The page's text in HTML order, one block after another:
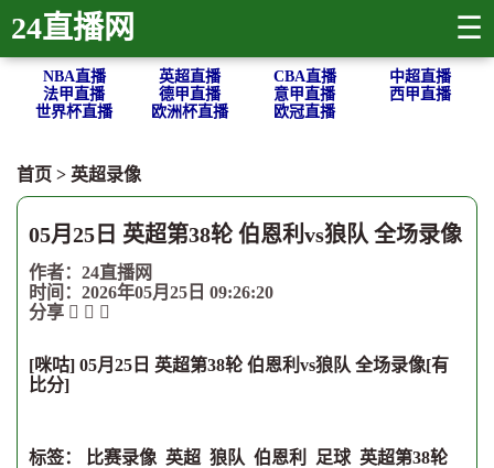
24直播网 ☰
NBA直播 英超直播 CBA直播
中超直播
法甲直播
德甲直播 意甲直播
西甲直播
世界杯直播
欧洲杯直播 欧冠直播
首页 > 英超录像
05月25日 英超第38轮 伯恩利vs狼队 全场录像
作者：24直播网
时间：2026年05月25日 09:26:20
分享
[咪咕] 05月25日 英超第38轮 伯恩利vs狼队 全场录像[有
比分]
标签： 比赛录像 英超 狼队 伯恩利 足球 英超第38轮